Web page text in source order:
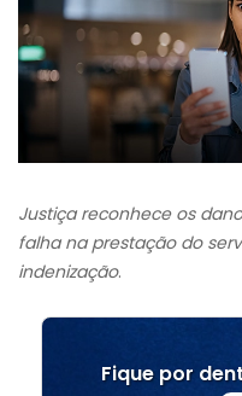
Justiça reconhece os
falha na prestação do
indenização.
Fique por